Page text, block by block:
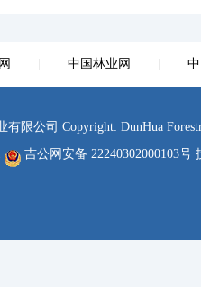
中国林业网
限公司 Copyright: DunHua
吉公网安备 22240302000103号